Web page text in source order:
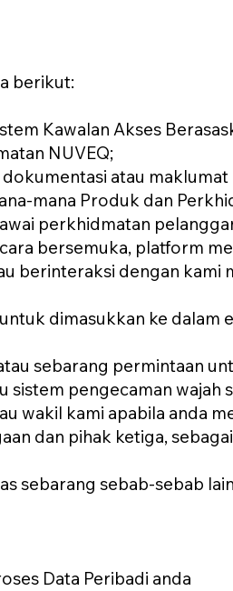
berikut:
Kawalan Akses
NUVEQ;
atau
mana Produk dan
perkhidmatan
bersemuka, platform
berinteraksi dengan kami
dimasukkan ke
sebarang permintaan
sistem pengecaman wajah
wakil kami apabila anda
dan pihak ketiga,
sebarang sebab-sebab
Data Peribadi anda